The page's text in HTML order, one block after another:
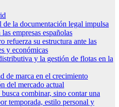
la documentación legal impulsa
empresas españolas
refuerza su estructura ante las
y económicas
y la gestión de flotas en la
de marca en el crecimiento
del mercado actual
combinar, sino contar una
temporada, estilo personal y